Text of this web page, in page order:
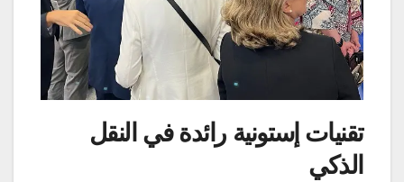
تقنيات إستونية رائدة في النقل
الذكي